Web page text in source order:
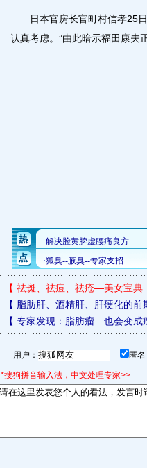
日本官房长官町村信孝25日
认真考虑。”由此暗示福田康夫
【 祛斑、祛痘、祛疮—美女宝典
【 脂肪肝、酒精肝、肝硬化的前
【 专家发现：脂肪瘤—也会变成
用户： 匿
*搜狗拼音输入法，中文处理专家>>